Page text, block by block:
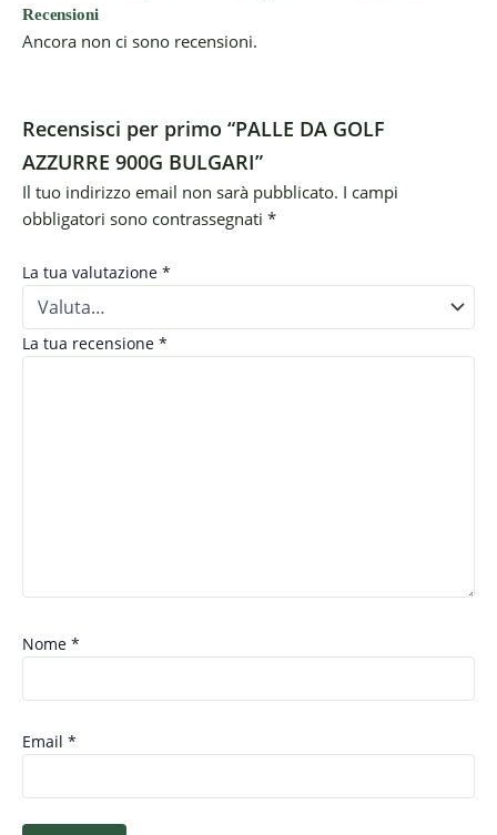
Recensioni
Ancora non ci sono recensioni.
Recensisci per primo “PALLE DA GOLF
AZZURRE 900G BULGARI”
Il tuo indirizzo email non sarà pubblicato. I campi
obbligatori sono contrassegnati *
La tua valutazione *
La tua recensione *
Nome *
Email *